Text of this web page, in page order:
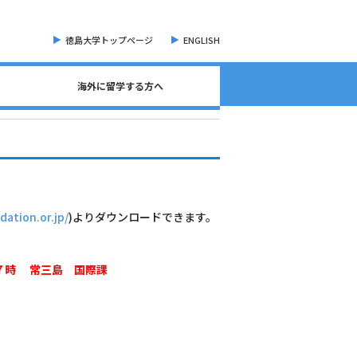
徳島大学トップページ ENGLISH
海外に留学する方へ
)よりダウンロードできます。
時 常三島 国際課